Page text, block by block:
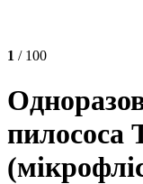
1 / 100
пилососа